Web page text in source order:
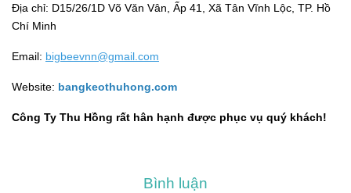
Địa chỉ: D15/26/1D Võ Văn Vân, Ấp 41, Xã Tân Vĩnh Lộc, TP. Hồ
Chí Minh
Email: bigbeevnn@gmail.com
Website: bangkeothuhong.com
Công Ty Thu Hồng rất hân hạnh được phục vụ quý khách!
Bình luận